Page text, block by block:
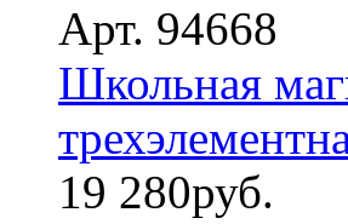
Арт. 94668
Школьная
19 280руб.